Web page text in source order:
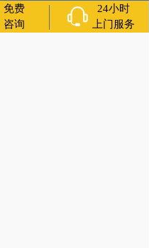
公司 呼和浩特灵车出租公司哈尔
区白事服务 潍坊奎文区白事 乳山
置沈阳浑南区殡葬平台中国墓地
免费
咨询
24小时
上门服务